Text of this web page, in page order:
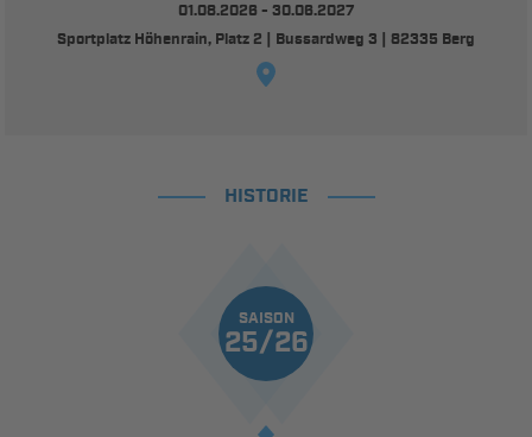
01.08.2026 - 30.06.2027
Sportplatz Höhenrain, Platz 2 | Bussardweg 3 | 82335 Berg
HISTORIE
SAISON
25/26